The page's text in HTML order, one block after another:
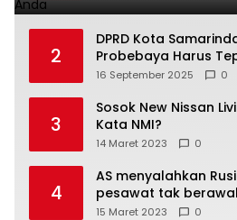
2
DPRD Kota
Probebaya Harus
Hanya Infrastruktur
16 September 2025 0
3
Sosok New Nissan
Kata NMI?
14 Maret 2023 0
4
AS menyalahkan
pesawat tak
Moskow menyangkal
15 Maret 2023 0